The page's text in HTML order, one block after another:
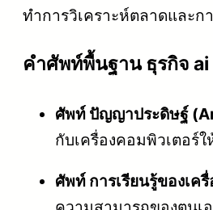
ทำการวิเคราะห์ตลาดและ
คําศัพท์พื้นฐาน ธุรกิจ ai
ศัพท์ ปัญญาประดิษฐ์
กับเครื่องคอมพิวเตอร์
ศัพท์ การเรียนรู้ของเค